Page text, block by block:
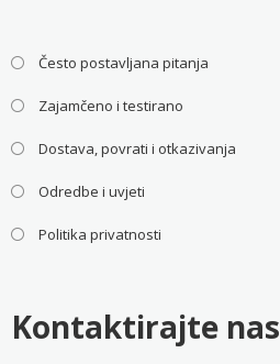
Često postavljana pitanja
Zajamčeno i testirano
Dostava, povrati i otkazivanja
Odredbe i uvjeti
Politika privatnosti
Kontaktirajte nas